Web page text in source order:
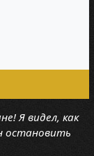
Я видел, как